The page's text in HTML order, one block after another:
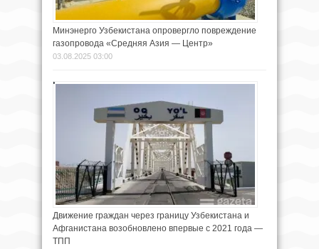
Минэнерго Узбекистана опровергло повреждение
газопровода «Средняя Азия — Центр»
03.08.2025 03:00
Движение граждан через границу Узбекистана и
Афганистана возобновлено впервые с 2021 года —
ТПП